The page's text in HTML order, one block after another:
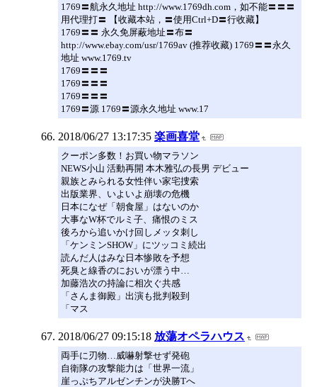
1769〓航永久地址 http://www.1769dh.com，如不能〓〓〓
用代理打〓 【收藏本站，〓使用Ctrl+D〓行收藏】
1769〓〓 永久免屏蔽地址〓布〓
http://www.ebay.com/usr/1769av (推荐收藏) 1769〓〓永久
地址 www.1769.tv
1769〓〓〓
1769〓〓〓
1769〓〓〓
1769〓源 1769〓源永久地址 www.17
2018/06/27 13:17:35 楽画喜堂
クーポン多数！お買い物マラソン
NEWS小山 活動再開 本木雅弘の長男 デビュー
親族とみられる女性伴い家宅捜索
出版業界、いよいよ崩壊の危機
日本になぜ「朝食屋」はないのか
大事なW杯でルミ子、痛恨のミス
後ろから追いかけ回しメッタ刺し
「ケンミンSHOW」にツッコミ続出
読んだ人はみな日本惨敗を予想
死臭と線香のにおいが漂う中…
加藤浩次の持論に相次ぐ共感
「さんま御殿」出演も批判殺到
「マス
2018/06/27 09:15:18 放蕩オペラハウス
両手に刃物…威嚇射撃せず発砲
自衛隊の攻撃能力は「世界一流」
崖っぷちアルゼンチンが決勝Tへ